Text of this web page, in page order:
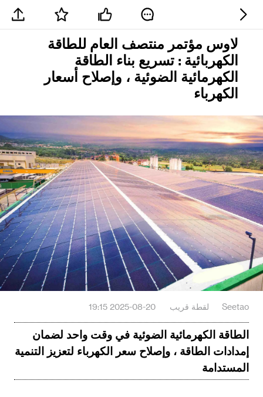
لاوس مؤتمر منتصف العام للطاقة
الكهربائية : تسريع بناء الطاقة
الكهرمائية الضوئية ، وإصلاح أسعار
الكهرباء
Seetao لقطة قريب 2025-08-20 19:15
الطاقة الكهرمائية الضوئية في وقت واحد لضمان
إمدادات الطاقة ، وإصلاح سعر الكهرباء لتعزيز التنمية
المستدامة